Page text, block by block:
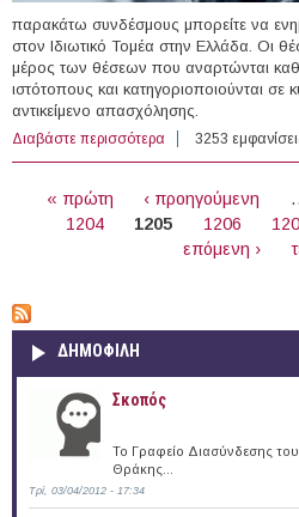
παρακάτω συνδέσμους μπορείτε να
στον Ιδιωτικό Τομέα στην Ελλάδα. Οι
μέρος των θέσεων που αναρτώνται
ιστότοπους και κατηγοριοποιούνται σε
αντικείμενο απασχόλησης.
Διαβάστε περισσότερα για 167 θέσεις
Ελλάδα (23/02/
3253
« πρώτη ‹ προηγούμενη
1204
1205 1206
επόμενη ›
ΔΗΜΟΦΙΛΗ
Σκοπός
Το Γραφείο Διασύνδεσης
Θράκης...
Τρί, 03/04/2012 - 17:34